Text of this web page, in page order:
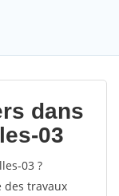
dans
03
03 ?
des travaux